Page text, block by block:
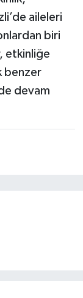
aileleri
biri
etkinliğe
benzer
devam